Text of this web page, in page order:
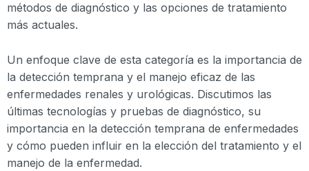
métodos de diagnóstico y las opciones de tratamiento
más actuales.
Un enfoque clave de esta categoría es la importancia de
la detección temprana y el manejo eficaz de las
enfermedades renales y urológicas. Discutimos las
últimas tecnologías y pruebas de diagnóstico, su
importancia en la detección temprana de enfermedades
y cómo pueden influir en la elección del tratamiento y el
manejo de la enfermedad.